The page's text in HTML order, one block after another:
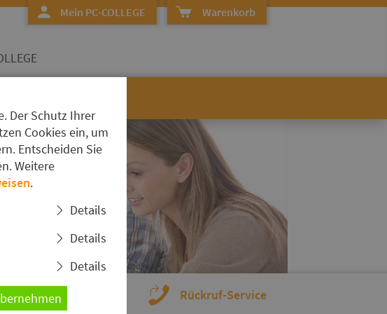
Warenkorb
Mein PC-COLLEGE
Kontaktformular Rückruf-Service
Der Schutz Ihrer
Cookies ein, um
Entscheiden Sie
Weitere
.
Details
Details
Details